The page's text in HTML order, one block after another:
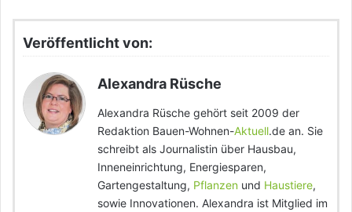
Veröffentlicht von:
Alexandra Rüsche
Alexandra Rüsche gehört seit 2009 der
Redaktion Bauen-Wohnen-Aktuell.de an. Sie
schreibt als Journalistin über Hausbau,
Inneneinrichtung, Energiesparen,
Gartengestaltung, Pflanzen und Haustiere,
sowie Innovationen. Alexandra ist Mitglied im